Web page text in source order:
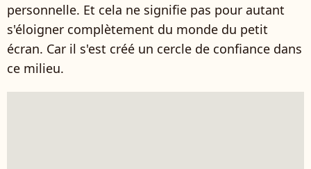
personnelle. Et cela ne signifie pas pour autant
s'éloigner complètement du monde du petit
écran. Car il s'est créé un cercle de confiance dans
ce milieu.